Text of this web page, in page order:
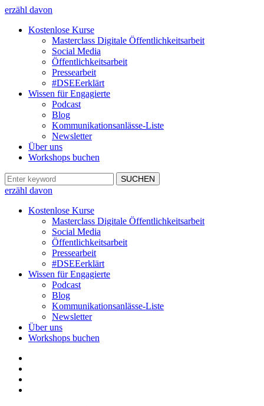
erzähl davon
Kostenlose Kurse
Masterclass Digitale Öffentlichkeitsarbeit
Social Media
Öffentlichkeitsarbeit
Pressearbeit
#DSEEerklärt
Wissen für Engagierte
Podcast
Blog
Kommunikationsanlässe-Liste
Newsletter
Über uns
Workshops buchen
erzähl davon
Kostenlose Kurse
Masterclass Digitale Öffentlichkeitsarbeit
Social Media
Öffentlichkeitsarbeit
Pressearbeit
#DSEEerklärt
Wissen für Engagierte
Podcast
Blog
Kommunikationsanlässe-Liste
Newsletter
Über uns
Workshops buchen